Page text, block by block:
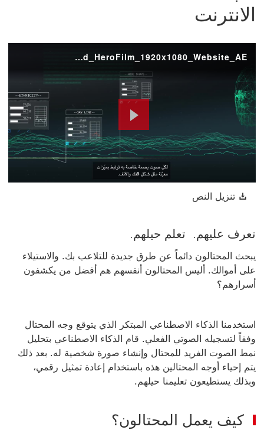
الانترنت
ADVT_HSBC_FacesOfFraud_HeroFilm_1920x1080_Website_AE
Play
تنزيل النص
تعرف عليهم. تعلم حيلهم.
يبحث المحتالون دائماً عن طرق جديدة للتلاعب بك. والاستيلاء
على أموالك. أليس المحتالون أنفسهم هم أفضل من يكشفون
أسرارهم؟
استخدمنا الذكاء الاصطناعي المبتكر الذي يتوقع وجه المحتال
وفقاً لتسجيله الصوتي الفعلي. قام الذكاء الاصطناعي بتحليل
نمط الصوت الفريد للمحتال وإنشاء صورة شخصية له. بعد ذلك
يتم إحياء أوجه المحتالين هذه باستخدام إعادة تمثيل رقمي،
وبذلك يستطيعون تعليمنا حيلهم.
كيف يعمل المحتالون؟